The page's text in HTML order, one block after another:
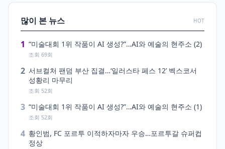
많이 본 뉴스 HOT
1 “미술대회 1위 작품이 AI 생성?”…AI와 예술의 현주소 (2)
조회 69회
2 서브컬처 팬덤 부산 집결…‘일러스타 페스 12’ 벡스코서
성황리 마무리
조회 52회
3 “미술대회 1위 작품이 AI 생성?”…AI와 예술의 현주소 (1)
조회 52회
4 황인범, FC 포르투 이적하자마자 우승…포르투갈 슈퍼컵
정상